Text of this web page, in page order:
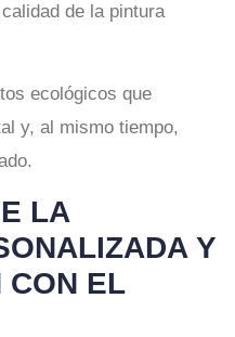
de la pintura
ecológicos que
y, al mismo tiempo,
LA
Y
CON EL